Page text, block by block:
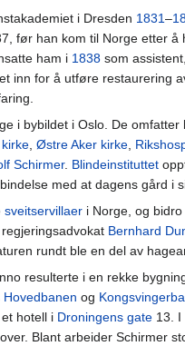
i Dresden 1831–
før han kom til Norge etter å
ham i 1838 som
inn for å utføre restaurering
i bybildet i Oslo. De omfatter
Østre Aker kirke
Schirmer. Blindeinstituttet
med at dagens gård i
sveitservillaer i Norge, og
Bernhard
rundt ble en del av
resulterte i en rekke
Hovedbanen og
hotell i Droningens gate 13. I
Blant arbeider Schirmer